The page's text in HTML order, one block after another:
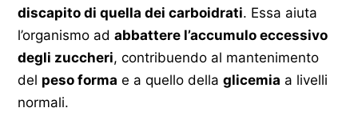
discapito di quella dei carboidrati. Essa aiuta
l’organismo ad abbattere l’accumulo eccessivo
degli zuccheri, contribuendo al mantenimento
del peso forma e a quello della glicemia a livelli
normali.